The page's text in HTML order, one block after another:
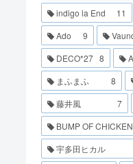
indigo la End
11
Ado
9
DECO*27 8
まふまふ
8
藤井風
7
BUMP OF CHICKEN
宇多田ヒカル